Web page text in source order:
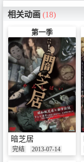
相关动画(18)
第一季
暗芝居
完结 2013-07-14